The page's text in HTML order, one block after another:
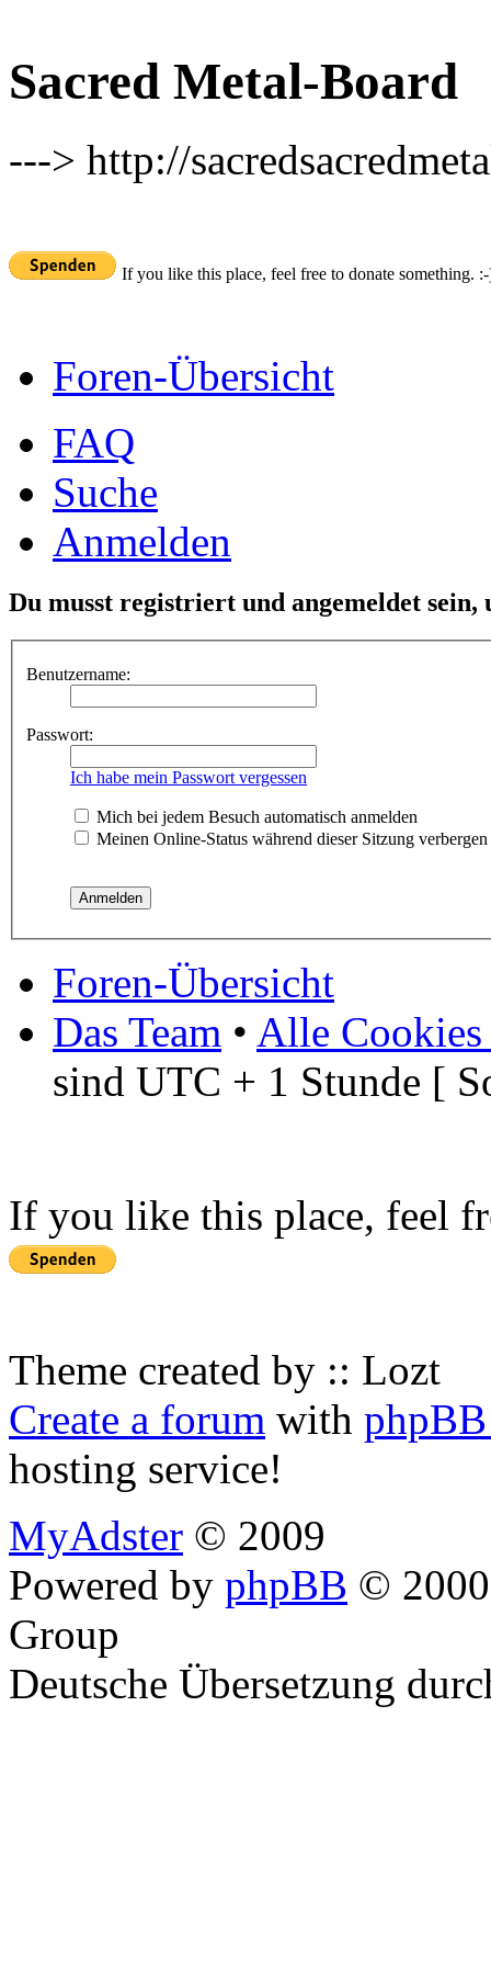
Sacred Metal-Board
---> http://
If you like this place, feel free to donate something.
Foren-Übersicht
FAQ
Suche
Anmelden
Du musst registriert und angemeldet
Benutzername:
Passwort:
Ich habe mein Passwort vergessen
Mich bei jedem Besuch automatisch anmelden
Meinen Online-Status während dieser Sitzung verbergen
Foren-Übersicht
Das Team • Alle Cookies
sind UTC + 1 Stunde [
If you like this place, feel
Theme created by :: Lozt
Create a forum with
hosting service!
MyAdster © 2009
Powered by phpBB ©
Group
Deutsche Übersetzung